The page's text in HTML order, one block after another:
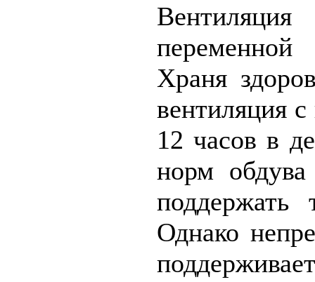
Храня
вентиляция
12 часов в
норм обдува
поддержать
Однако